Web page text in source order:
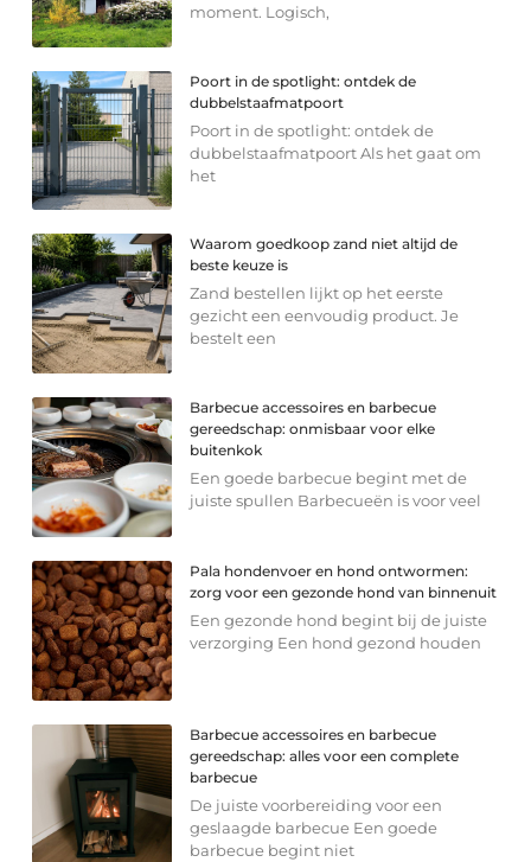
moment. Logisch,
Poort in de spotlight: ontdek de
dubbelstaafmatpoort
Poort in de spotlight: ontdek de
dubbelstaafmatpoort Als het gaat om
het
Waarom goedkoop zand niet altijd de
beste keuze is
Zand bestellen lijkt op het eerste
gezicht een eenvoudig product. Je
bestelt een
Barbecue accessoires en barbecue
gereedschap: onmisbaar voor elke
buitenkok
Een goede barbecue begint met de
juiste spullen Barbecueën is voor veel
Pala hondenvoer en hond ontwormen:
zorg voor een gezonde hond van binnenuit
Een gezonde hond begint bij de juiste
verzorging Een hond gezond houden
Barbecue accessoires en barbecue
gereedschap: alles voor een complete
barbecue
De juiste voorbereiding voor een
geslaagde barbecue Een goede
barbecue begint niet